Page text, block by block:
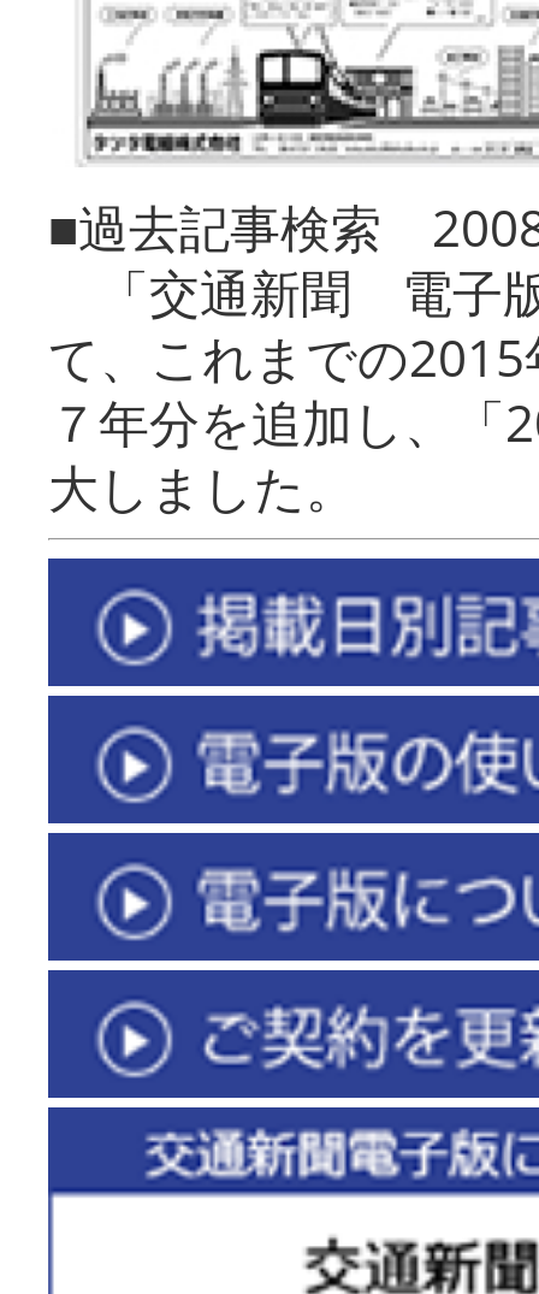
■過去記事検索
「交通新聞 電子
て、これまでの
７年分を追加し、「
大しまし